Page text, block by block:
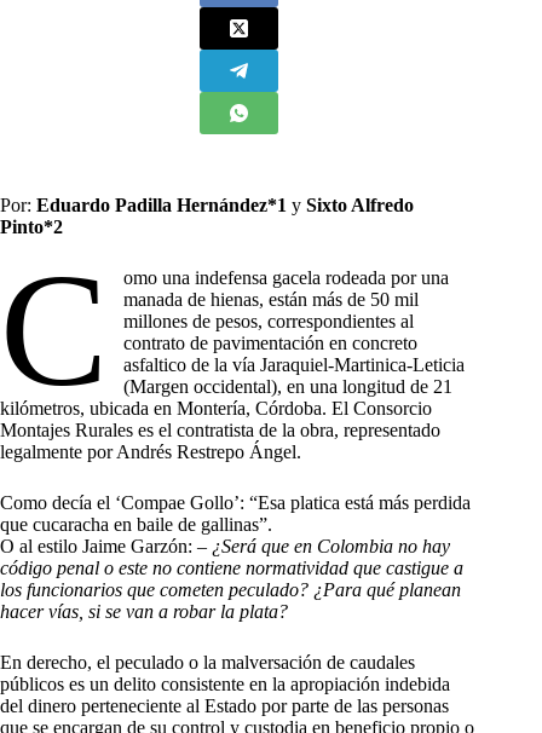
Por: Eduardo Padilla Hernández*1 y Sixto Alfredo
Pinto*2
C
omo una indefensa gacela rodeada por una
manada de hienas, están más de 50 mil
millones de pesos, correspondientes al
contrato de pavimentación en concreto
asfaltico de la vía Jaraquiel-Martinica-Leticia
(Margen occidental), en una longitud de 21
kilómetros, ubicada en Montería, Córdoba. El Consorcio
Montajes Rurales es el contratista de la obra, representado
legalmente por Andrés Restrepo Ángel.
Como decía el ‘Compae Gollo’: “Esa platica está más perdida
que cucaracha en baile de gallinas”.
O al estilo Jaime Garzón: – ¿Será que en Colombia no hay
código penal o este no contiene normatividad que castigue a
los funcionarios que cometen peculado? ¿Para qué planean
hacer vías, si se van a robar la plata?
En derecho, el peculado o la malversación de caudales
públicos es un delito consistente en la apropiación indebida
del dinero perteneciente al Estado por parte de las personas
que se encargan de su control y custodia en beneficio propio o